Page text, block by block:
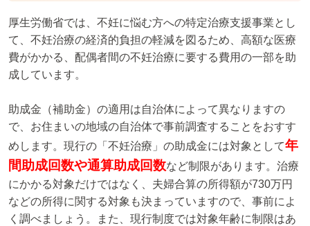
厚生労働省では、不妊に悩む方への特定治療支援事業とし
て、不妊治療の経済的負担の軽減を図るため、高額な医療
費がかかる、配偶者間の不妊治療に要する費用の一部を助
成しています。
助成金（補助金）の適用は自治体によって異なりますの
で、お住まいの地域の自治体で事前調査することをおすす
めします。現行の「不妊治療」の助成金には対象として年
間助成回数や通算助成回数など制限があります。治療
にかかる対象だけではなく、夫婦合算の所得額が730万円
などの所得に関する対象も決まっていますので、事前によ
く調べましょう。また、現行制度では対象年齢に制限はあ